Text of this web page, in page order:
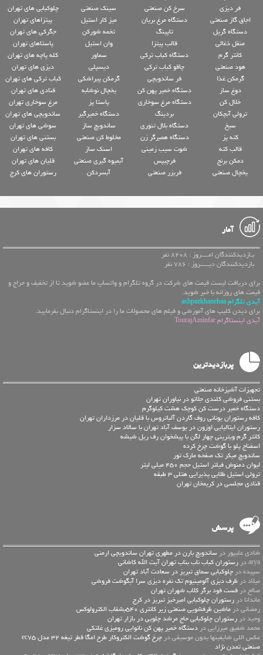
فر دیزی
اجاق گاز صنعتی
دستگاه گریل
منقل ذغالی
کانتر گرم
هود صنعتی
گرمکن غذا
دوغ ساز
خلال کن
ترولی آبچکان
سیخ
کته پز
قالب کته
دمکن برنج
یخچال صنعتی
سرخ کن صنعتی
دستگاه مرغ بریان
تاپینگ
قالب پیتزا
دستگاه کباب ترکی
چاقو کباب ترکی
فر ساندویچی
دستگاه خمیر پهن کن
دستگاه مرغ سوخاری
بردینگ
دستگاه بلال تنوری
دستگاه همبرگر زن
شوت سیب زمینی
فرچیپس
فریزر صنعتی
سینک صنعتی
میز کار استیل
تخمه شورکن
وان استیل
سماور
دیسپلی
گرمکن پیراشکی
یخچال نوشابه
پاستا پز
دستگاه خمیرگیر
ساندویچ ساز
مخلوط کن صنعتی
اسنک ساز
آبمیوه گیری صنعتی
آبسردکن
چلوکبابی های تهران
پیتزاهای تهران
جگرکی های تهران
پاستاهای تهران
کله پاچه های تهران
دیزی های تهران
کباب ترکی های تهران
قنادی های تهران
مرغ سوخاری تهران
ساندویچی های تهران
سوشی های تهران
بستنی های تهران
کافه های تهران
قلیان های تهران
رستوران های کرج
آمار
بـازدیدکنندگان امــــروز : 8208 نفر
بازدیدکنندگان دیـــــروز : 786 نفر
برای دریافت لیست قیمت های شرکت در گروه تلگرام و واتساپ ما عضو شوید تا از تخفیف و حراج و
قیمت های روزانه با خبر شوید.
آیدی تلگرام ashpazkhanehaa
برای دیدن کلیپ های آموزشی و فیلم های محصولات ما را در اینستاگرام دنبال بفرمایید.
آیدی اینستاگرام TourajAminfar
پربازدیدترین
تجهیزات آشپزخانه صنعتی
بستنی فروشی کلندی جلاتو در نیاوران تهران
دستگاه خمیر درست کن کوچک هشت کیلوگرم
کافه رستوران یونانی روف گاردن آلباتروس با قلیان در مرزداران تهران
رستوران ایتالیایی اوزون در یوسف آباد تهران با سالاد سزار
کانتر گرم ویترینی چهار لگن با پیشخوان رف ریل شیشه
اسفناج پلو با گوشت چرخ کرده
ساندویچ میکر تک صفحه مارک تور
لیوان دمنوش فیلتر استیل حجم 450 میلی لیتر
ترولی استیل طلایی پذیرایی هتلی 3 طبقه
قنادی مجلسی در کریمخان تهران
پرسش
شادی علیپور در ساندویچ بارن در مطهری تهران ساندویچی ارمنی
arya در
رستوران کباب ناب بناب تهران آیت الله کاشانی
سپیده در چلوکبابی سماق تبریز در سعادت آباد تهران
میلاد در ظرف دیزی آلومینیوم تک نفره دیزی سرا آبگوشت فروشی
صالح در فست فود برگر کلاب شهران تهران
ماندانا در رستوران چلوکبابی امیرخیز تبریز در کرج
رمضانی در ماشین ظرفشویی صنعتی زیر کانتری 540بشقاب الکترولوکس
وحید در رستوران چلوکبابی حاج مرشد چلویی در بازار تهران
محمد شفیق میرزایی در دستگاه خمیر پهن کن نانوایی رومیزی غلتکی
عكس اللي شايفينها بدون موسيقى در
چرخ گوشت الکتروکار طرح امگا قطر تیغه 32 مدل ec75
صنعتی تمدن نژاد